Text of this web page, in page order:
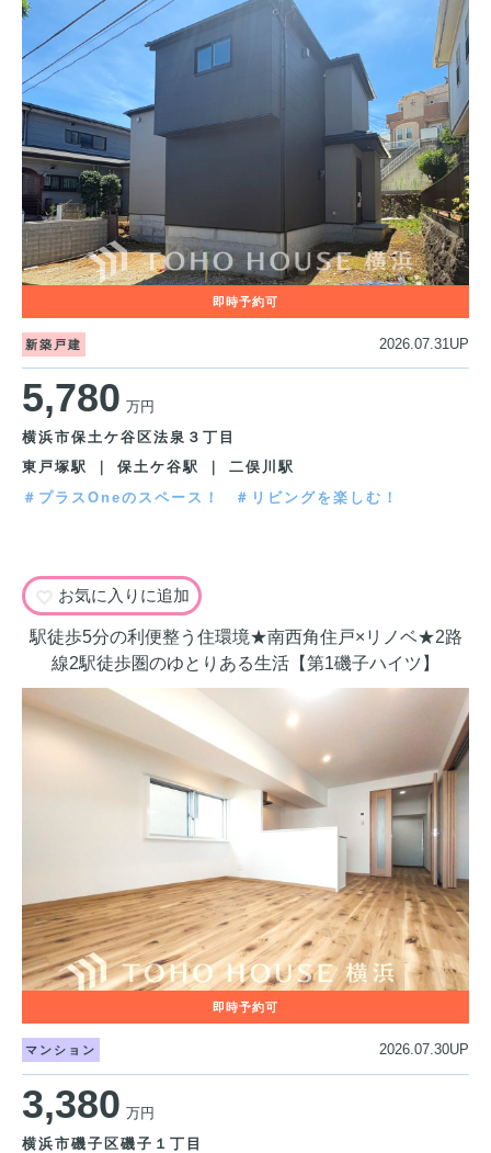
新築戸建 2026.07.31UP
5,780 万円
横浜市保土ケ谷区法泉３丁目
東戸塚駅 ｜ 保土ケ谷駅 ｜ 二俣川駅
＃プラスOneのスペース！
＃リビングを楽しむ！
お気に入りに追加
駅徒歩5分の利便整う住環境★南西角住戸×リノベ★2路
線2駅徒歩圏のゆとりある生活【第1磯子ハイツ】
マンション 2026.07.30UP
3,380 万円
横浜市磯子区磯子１丁目